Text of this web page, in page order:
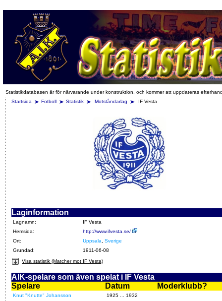
Statistikdatabasen är för närvarande under konstruktion, och kommer att uppdateras
Startsida
Fotboll Statistik Motståndarlag IF Vesta
Laginformation
Lagnamn:
IF Vesta
Hemsida:
http://www.ifvesta.se/
Ort:
Uppsala
Sverige
Grundad:
1911-06-08
Visa statistik (Matcher mot IF Vesta)
AIK-spelare som även spelat i IF Vesta
Spelare
Datum Moderklubb?
Knut "Knutte" Johansson
1925 ... 1932